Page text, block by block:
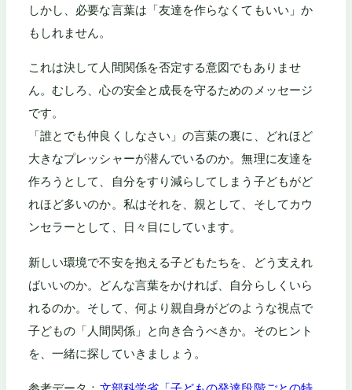
しかし、必要な言葉は「友達を作らなくてもいい」か
もしれません。
これは決して人間関係を否定する意図でもありませ
ん。むしろ、心の安全と成長を守るためのメッセージ
です。
「誰とでも仲良くしなさい」の言葉の裏に、どれほど
大きなプレッシャーが潜んでいるのか。無理に友達を
作ろうとして、自分をすり減らしてしまう子どもがど
れほど多いのか。私はそれを、親として、そしてカウ
ンセラーとして、日々目にしています。
新しい環境で不安を抱える子どもたちを、どう支えれ
ばいいのか。どんな言葉をかければ、自分らしくいら
れるのか。そして、何より親自身がどのような視点で
子どもの「人間関係」と向き合うべきか。そのヒント
を、一緒に探していきましょう。